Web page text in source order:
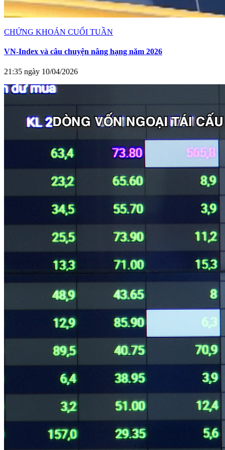
CHỨNG KHOÁN CUỐI TUẦN
VN-Index và câu chuyện nâng hạng năm 2026
21:35 ngày 10/04/2026